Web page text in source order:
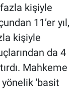
fazla kişiyle
11’er yıl,
kişiyle
da 4
Mahkeme
yönelik 'basit